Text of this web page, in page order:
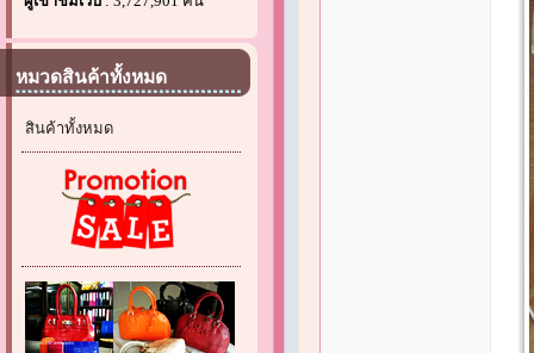
หมวดสินค้าทั้งหมด
สินค้าทั้งหมด